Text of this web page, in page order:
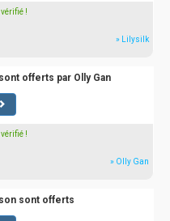
vérifié !
» Lilysilk
offerts par Olly Gan
vérifié !
» Olly Gan
sont offerts